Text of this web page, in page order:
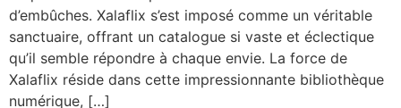
d’embûches. Xalaflix s’est imposé comme un véritable
sanctuaire, offrant un catalogue si vaste et éclectique
qu’il semble répondre à chaque envie. La force de
Xalaflix réside dans cette impressionnante bibliothèque
numérique, […]